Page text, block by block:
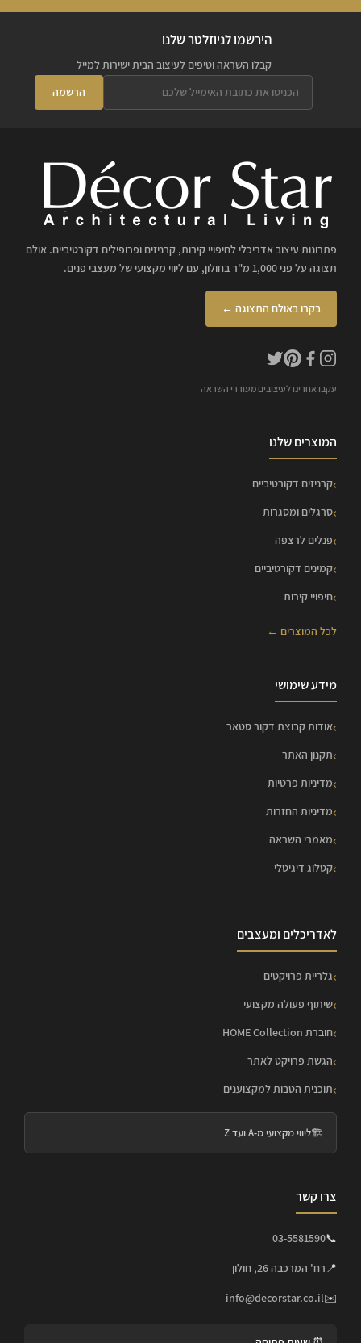
הירשמו לניוזלטר שלנו
קבלו השראה וטיפים לעיצוב הבית ישירות למייל
הרשמה
פתרונות עיצוב אדריכלי לחיפויי קירות, קרניזים ופרופילים דקורטיביים. אולם
תצוגה על פני 1,000 מ"ר בחולון, עם ליווי מקצועי של מעצבי פנים.
בקרו באולם התצוגה ←
עקבו אחרינו לעיצובים מעוררי השראה
המוצרים שלנו
קרניזים דקורטיביים
סרגלים ומסגרות
פנלים לרצפה
קמינים דקורטיביים
חיפויי קירות
לכל המוצרים ←
מידע שימושי
אודות קבוצת דקור סטאר
תקנון האתר
מדיניות פרטיות
מדיניות החזרות
מאמרי השראה
קטלוג דיגיטלי
לאדריכלים ומעצבים
גלריית פרויקטים
שיתוף פעולה מקצועי
חוברת HOME Collection
הגשת פרויקט לאתר
תוכנית הטבות למקצוענים
🏗️ליווי מקצועי מ-A ועד Z
צרו קשר
📞
03-5581590
📍רח' המרכבה 26, חולון
✉️
info@decorstar.co.il